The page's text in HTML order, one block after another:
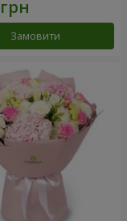
Замовити